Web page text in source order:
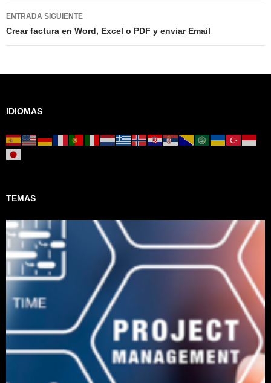
entradas
ENTRADA SIGUIENTE
Crear factura en Word, Excel o PDF y enviar Email
IDIOMAS
TEMAS